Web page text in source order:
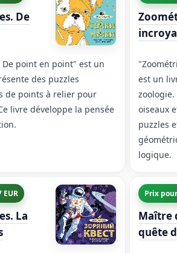
De
point en point" est un
des puzzles
de points à relier pour
livre développe la pensée
est un
oiseaux
puzzles
logique.
EUR
La
Prix
Maître
quête